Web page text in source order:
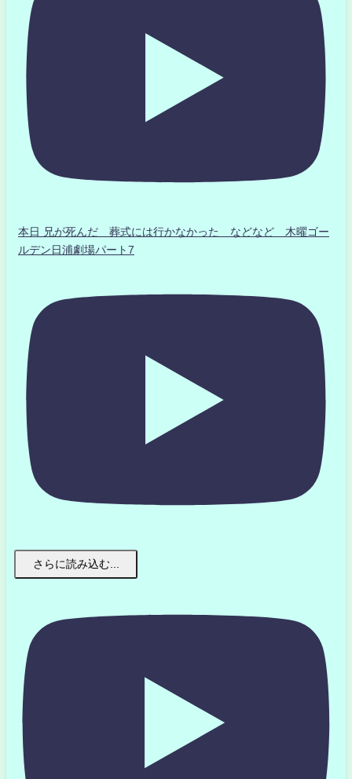
本日 兄が死んだ 葬式には行かなかった などなど 木曜ゴー
ルデン日浦劇場パート7
さらに読み込む...